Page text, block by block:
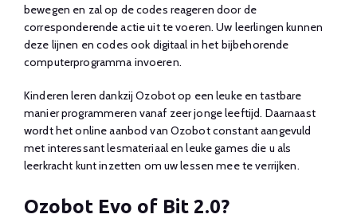
bewegen en zal op de codes reageren door de
corresponderende actie uit te voeren. Uw leerlingen kunnen
deze lijnen en codes ook digitaal in het bijbehorende
computerprogramma invoeren.
Kinderen leren dankzij Ozobot op een leuke en tastbare
manier programmeren vanaf zeer jonge leeftijd. Daarnaast
wordt het online aanbod van Ozobot constant aangevuld
met interessant lesmateriaal en leuke games die u als
leerkracht kunt inzetten om uw lessen mee te verrijken.
Ozobot Evo of Bit 2.0?